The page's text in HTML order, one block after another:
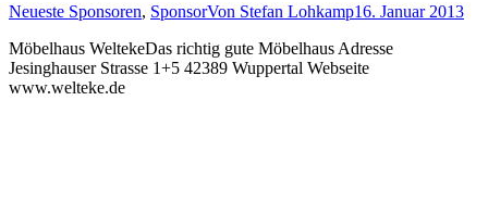
Neueste Sponsoren, SponsorVon Stefan Lohkamp16. Januar 2013
Möbelhaus WeltekeDas richtig gute Möbelhaus Adresse
Jesinghauser Strasse 1+5 42389 Wuppertal Webseite
www.welteke.de